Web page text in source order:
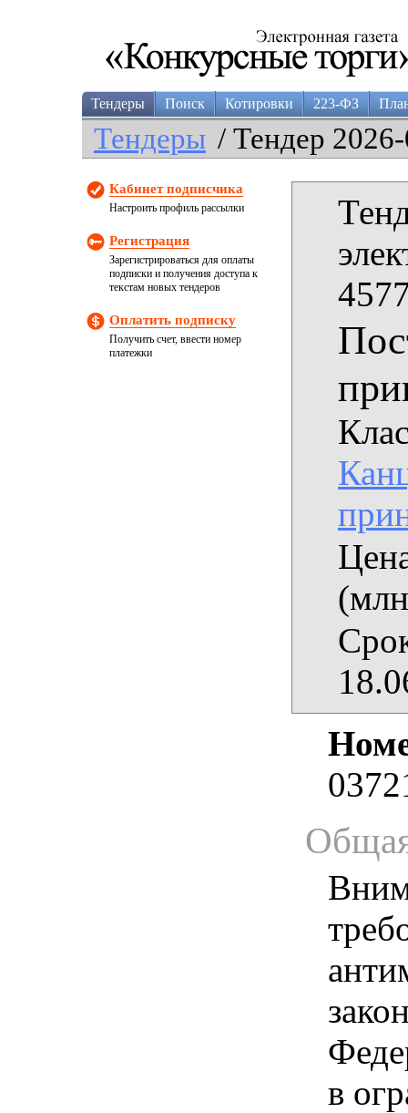
Тендеры Поиск Котировки 223-ФЗ
Тендеры / Тендер
Кабинет подписчика
Настроить профиль рассылки
Регистрация
Зарегистрироваться для оплаты
подписки и получения доступа к
текстам новых тендеров
Оплатить подписку
Получить счет, ввести номер
платежки
в